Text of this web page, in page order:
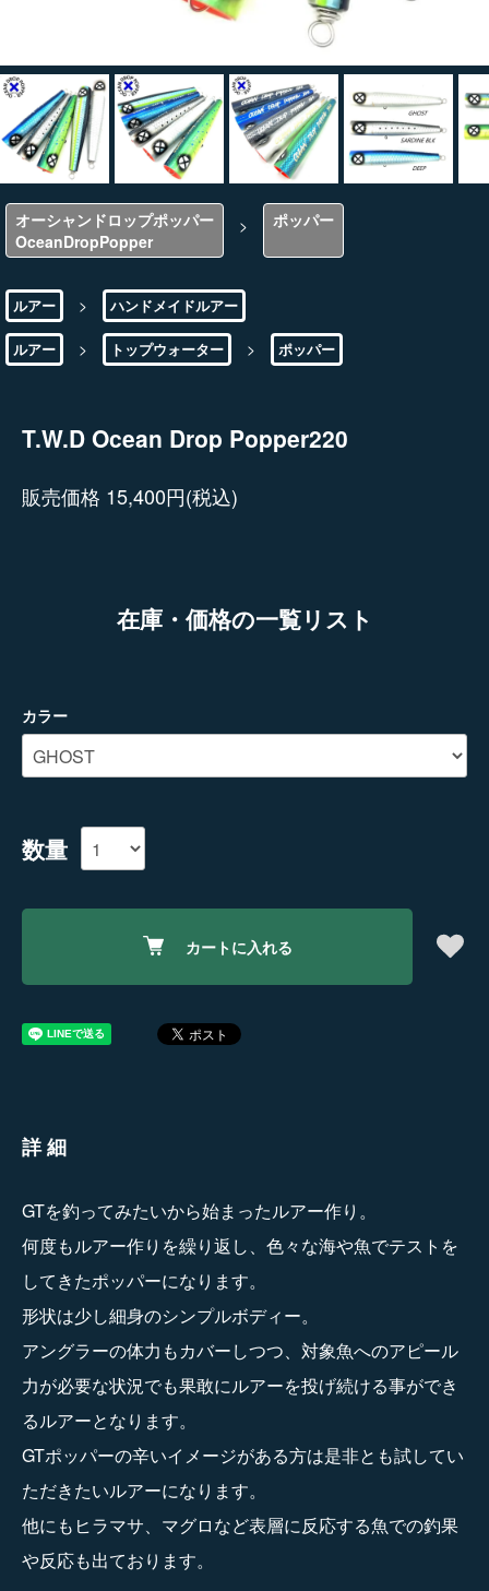
オーシャンドロップポッパー
OceanDropPopper
> ポッパー
ルアー > ハンドメイドルアー
ルアー > トップウォーター > ポッパー
T.W.D Ocean Drop Popper220
販売価格 15,400円(税込)
在庫・価格の一覧リスト
カラー
数量
カートに入れる
詳細
GTを釣ってみたいから始まったルアー作り。
何度もルアー作りを繰り返し、色々な海や魚でテストを
してきたポッパーになります。
形状は少し細身のシンプルボディー。
アングラーの体力もカバーしつつ、対象魚へのアピール
力が必要な状況でも果敢にルアーを投げ続ける事ができ
るルアーとなります。
GTポッパーの辛いイメージがある方は是非とも試してい
ただきたいルアーになります。
他にもヒラマサ、マグロなど表層に反応する魚での釣果
や反応も出ております。